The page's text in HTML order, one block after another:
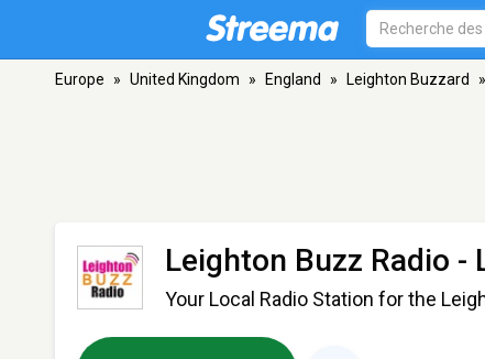
Europe » United Kingdom » England » Leighton Buzzard »
Leighton Buzz Radio -
Your Local Radio Station for the